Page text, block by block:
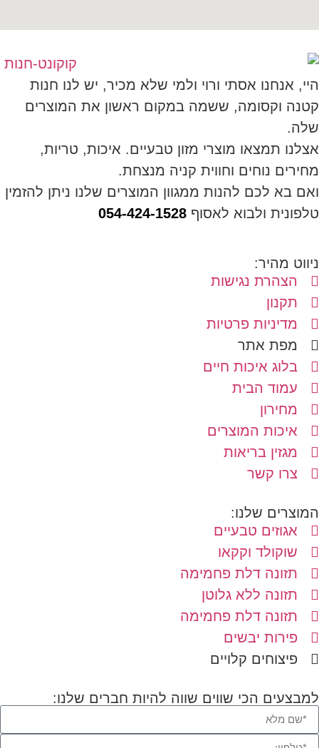
היי, אנחנו אסתי ורוי ולמי שלא מכיר, יש לנו חנות
קטנה וקסומה, ששמה במקום ראשון את המוצרים
שלה.
אצלנו תמצאו מוצרי מזון טבעיים. איכות, טריות,
מחירים נוחים וחווית קניה מנצחת.
ואם בא לכם להנות ממגוון המוצרים שלנו ניתן להזמין
טלפונית ולבוא לאסוף 054-424-1528
ניווט מהיר:
הצהרת נגישות
תקנון
מדיניות פרטיות
מפת אתר
בלוג איכות חיים
עמוד הבית
מחירון
איכות המוצרים
מגזין בריאות
צרו קשר
המוצרים שלנו:
אגוזים טבעיים
שוקולד וקקאו
תזונה דלת פחמימה
תזונה ללא גלוטן
תזונה דלת פחמימה
פירות יבשים
פיצוחים קלויים
למבצעים הכי שווים שווה להיות חברים שלנו: